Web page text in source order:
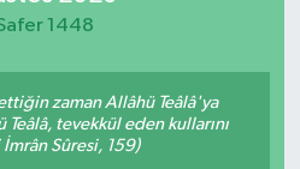
1448
zaman Allâhü Teâlâ'ya
tevekkül eden kullarını
İmrân Sûresi, 159)